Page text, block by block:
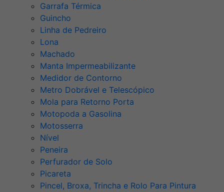
Garrafa Térmica
Guincho
Linha de Pedreiro
Lona
Machado
Manta Impermeabilizante
Medidor de Contorno
Metro Dobrável e Telescópico
Mola para Retorno Porta
Motopoda a Gasolina
Motosserra
Nível
Peneira
Perfurador de Solo
Picareta
Pincel, Broxa, Trincha e Rolo Para Pintura